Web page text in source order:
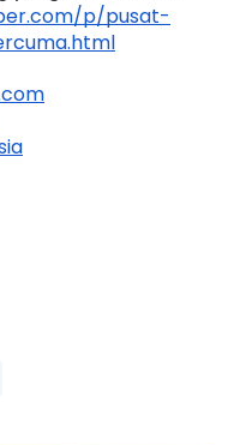
p/pusat-